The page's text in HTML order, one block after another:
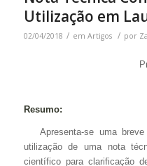
Utilização em
02/04/2018 / em Artigos / por
Resumo:
Apresenta-se uma
utilização de uma nota
científico para clarificação